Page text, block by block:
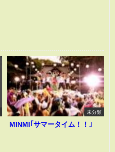
未分類
MINMI｢サマータイム！！｣